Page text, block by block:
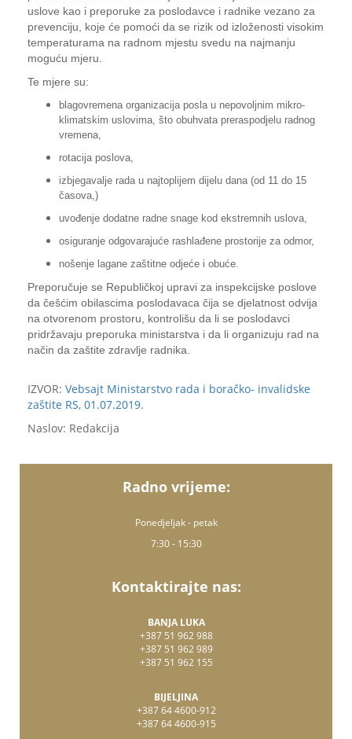
uslove kao i preporuke za poslodavce i radnike vezano za
prevenciju, koje će pomoći da se rizik od izloženosti visokim
temperaturama na radnom mjestu svedu na najmanju
moguću mjeru.
Te mjere su:
blagovremena organizacija posla u nepovoljnim mikro-
klimatskim uslovima, što obuhvata preraspodjelu radnog
vremena,
rotacija poslova,
izbjegavalje rada u najtoplijem dijelu dana (od 11 do 15
časova,)
uvođenje dodatne radne snage kod ekstremnih uslova,
osiguranje odgovarajuće rashlađene prostorije za odmor,
nošenje lagane zaštitne odjeće i obuće.
Preporučuje se Republičkoj upravi za inspekcijske poslove
da češćim obilascima poslodavaca čija se djelatnost odvija
na otvorenom prostoru, kontrolišu da li se poslodavci
pridržavaju preporuka ministarstva i da li organizuju rad na
način da zaštite zdravlje radnika.
IZVOR: Vebsajt Ministarstvo rada i boračko- invalidske
zaštite RS, 01.07.2019.
Naslov: Redakcija
Radno vrijeme:
Ponedjeljak - petak
7:30 - 15:30
Kontaktirajte nas:
BANJA LUKA
+387 51 962 988
+387 51 962 989
+387 51 962 155
BIJELJINA
+387 64 4600-912
+387 64 4600-915